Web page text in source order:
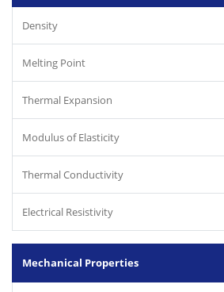
Density
Melting Point
Thermal Expansion
Modulus of Elasticity
Thermal Conductivity
Electrical Resistivity
Mechanical Properties